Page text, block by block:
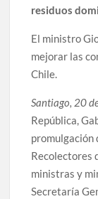
residuos
El ministro
mejorar las
Chile.
Santiago, 20
República,
promulgación
Recolectores
ministras y
Secretaría